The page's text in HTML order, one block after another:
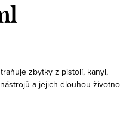
zbytky z pistolí, kanyl,
a jejich dlouhou